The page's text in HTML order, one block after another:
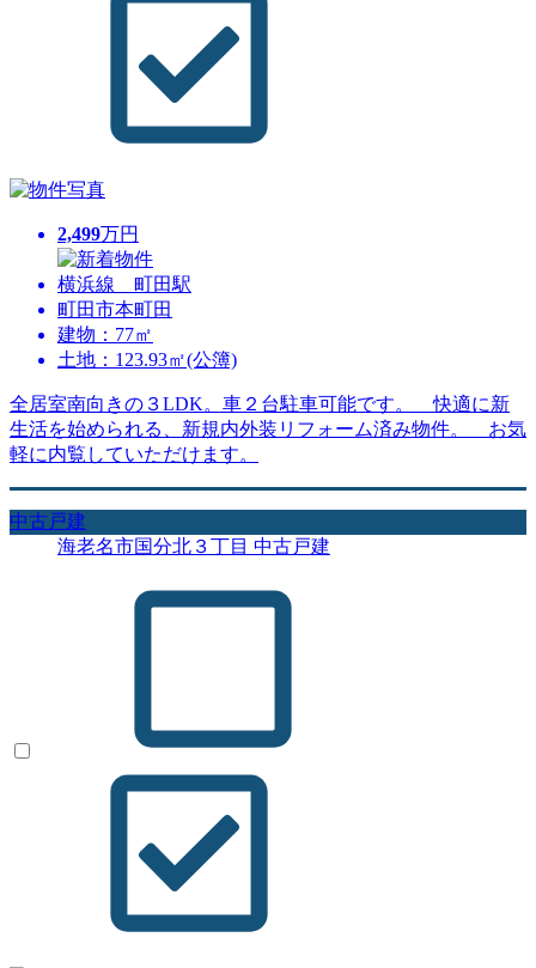
2,499万円
横浜線 町田駅
町田市本町田
建物：77㎡
土地：123.93㎡(公簿)
全居室南向きの３LDK。車２台駐車可能です。 快適に新
生活を始められる、新規内外装リフォーム済み物件。 お気
軽に内覧していただけます。
中古戸建
海老名市国分北３丁目 中古戸建